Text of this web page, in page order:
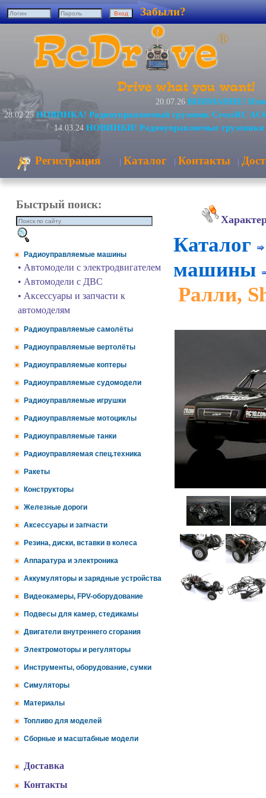
Забыли?
20.07.26 ВНИМАНИЕ!
28.02.25 НОВИНКА! Радиоуправляемый грузовик CrossRC
14.03.24 НОВИНКИ! Радиоуправляемые грузовики
Регистрация | Каталог | Контакты |
Быстрый поиск:
Радиоуправляемые машины
• Автомодели с электродвигателем
• Автомодели с ДВС
• Аксессуары и запчасти к
автомоделям
Радиоуправляемые самолёты
Радиоуправляемые вертолёты
Радиоуправляемые коптеры
Радиоуправляемые судомодели
Радиоуправляемые игрушки
Радиоуправляемые мотоциклы
Радиоуправляемые танки
Радиоуправляемая спец.техника
Ракеты
Конструкторы
Железные дороги
Аксессуары и запчасти
Резина, диски, вставки в колеса
Аппаратура и электроника
Аккумуляторы и зарядные устройства
Видеокамеры, FPV-оборудование
Подвесы для камер, стедикамы
Двигатели внутреннего сгорания
Электромоторы и регуляторы
Инструменты, оборудование, сумки
Симуляторы
Материалы
Топливо для моделей
Сборные и масштабные модели
Доставка
Контакты
Каталог
машины
Ралли,